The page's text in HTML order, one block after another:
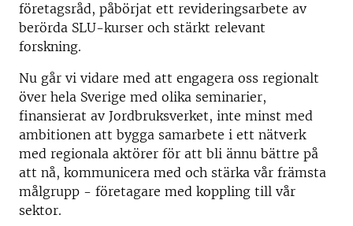
företagsråd, påbörjat ett revideringsarbete av
berörda SLU-kurser och stärkt relevant
forskning.
Nu går vi vidare med att engagera oss regionalt
över hela Sverige med olika seminarier,
finansierat av Jordbruksverket, inte minst med
ambitionen att bygga samarbete i ett nätverk
med regionala aktörer för att bli ännu bättre på
att nå, kommunicera med och stärka vår främsta
målgrupp - företagare med koppling till vår
sektor.